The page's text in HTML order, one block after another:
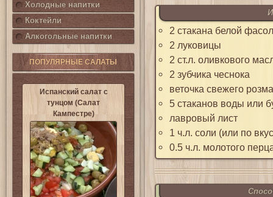
Холодные напитки
Коктейли
Алкогольные напитки
ПОПУЛЯРНЫЕ САЛАТЫ
Испанский салат с
тунцом (Салат
Кампестре)
2 стакана белой
2 луковицы
2 ст.л. оливкового
2 зубчика чеснока
веточка свежего
5 стаканов воды или
лавровый лист
1 ч.л. соли (или по
0.5 ч.л. молотого